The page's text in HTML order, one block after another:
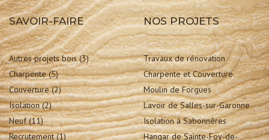
SAVOIR-FAIRE
Autres projets bois(3)
Charpente(5)
Couverture(2)
Isolation(2)
Neuf(11)
Recrutement(1)
NOS PROJETS
Travaux de rénovation
Charpente et Couverture
Moulin de Forgues
Lavoir de Salles-sur-Garonne
Isolation à Sabonnères
Hangar de Sainte-Foy-de-